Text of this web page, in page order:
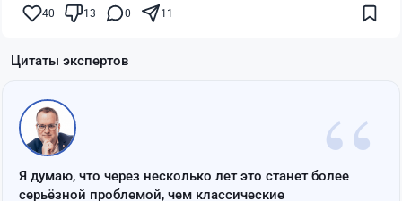
40 13 0 11
Цитаты экспертов
“
Я думаю, что через несколько лет это станет более
серьёзной проблемой, чем классические